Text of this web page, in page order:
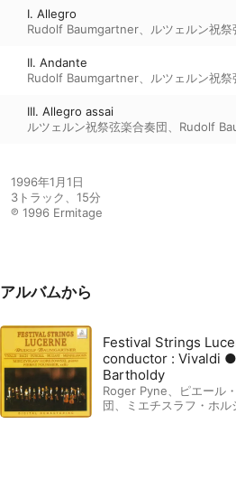
I. Allegro
Rudolf Baumgartner
ルツェルン祝
II. Andante
Rudolf Baumgartner
ルツェルン祝
III. Allegro assai
ルツェルン祝祭弦楽合奏団
Rudolf
1996年1月1日
3トラック、15分
℗ 1996 Ermitage
アルバムから
Festival Strings
conductor : Vivaldi
Bartholdy
Roger Pyne ピエール
団
ミエチスラフ・ホル